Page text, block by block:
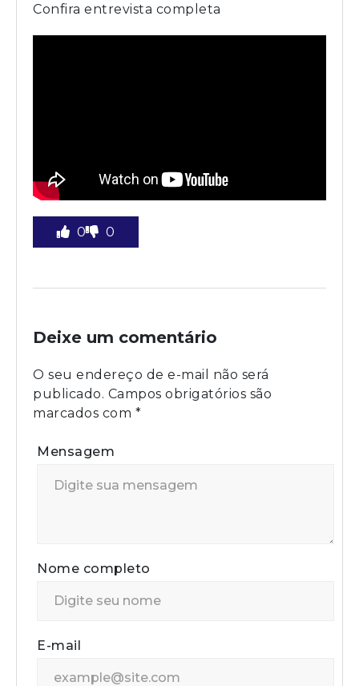
Confira entrevista completa
0 0
Deixe um comentário
O seu endereço de e-mail não será
publicado. Campos obrigatórios são
marcados com *
Mensagem
Nome completo
E-mail